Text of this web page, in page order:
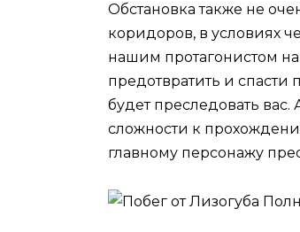
Обстановка также не
коридоров, в условиях
нашим протагонистом
предотвратить и
будет преследовать вас.
сложности к
главному персонажу